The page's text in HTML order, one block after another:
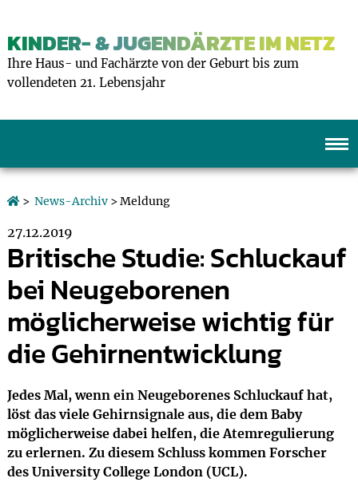
KINDER- & JUGENDÄRZTE IM NETZ
Ihre Haus- und Fachärzte von der Geburt bis zum
vollendeten 21. Lebensjahr
> News-Archiv> Meldung
27.12.2019
Britische Studie: Schluckauf
bei Neugeborenen
möglicherweise wichtig für
die Gehirnentwicklung
Jedes Mal, wenn ein Neugeborenes Schluckauf hat,
löst das viele Gehirnsignale aus, die dem Baby
möglicherweise dabei helfen, die Atemregulierung
zu erlernen. Zu diesem Schluss kommen Forscher
des University College London (UCL).